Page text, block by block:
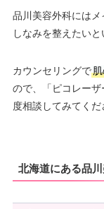
品川美容外科には
しなみを整えたい
カウンセリングで
ので、「ピコレー
度相談してみてくだ
北海道にある品